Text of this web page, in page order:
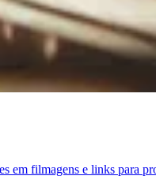
em filmagens e links para